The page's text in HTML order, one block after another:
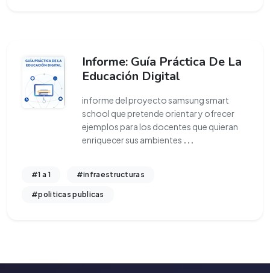
Informe: Guía Práctica De La
Educación Digital
informe del proyecto samsung smart
school que pretende orientar y ofrecer
ejemplos para los docentes que quieran
enriquecer sus ambientes ...
#1 a 1 #infraestructuras
#politicas publicas